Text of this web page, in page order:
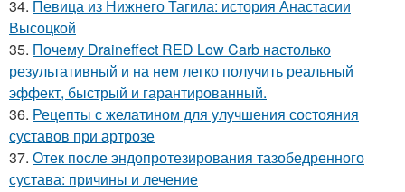
34. Певица из Нижнего Тагила: история Анастасии
Высоцкой
35. Почему Draineffect RED Low Carb настолько
результативный и на нем легко получить реальный
эффект, быстрый и гарантированный.
36. Рецепты с желатином для улучшения состояния
суставов при артрозе
37. Отек после эндопротезирования тазобедренного
сустава: причины и лечение